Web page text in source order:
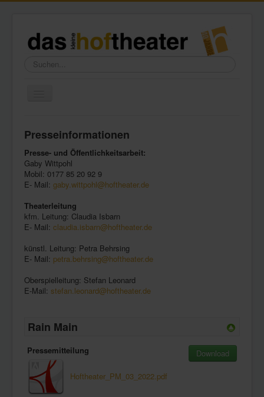
Suchen...
Freundeskreis
Galerie
Presse
Kontakt
Presseinformationen
Presse- und Öffentlichkeitsarbeit:
Gaby Wittpohl
Mobil: 0177 85 20 92 9
E- Mail: gaby.wittpohl@hoftheater.de
Theaterleitung
kfm. Leitung: Claudia Isbarn
E- Mail: claudia.isbarn@hoftheater.de
künstl. Leitung: Petra Behrsing
E- Mail: petra.behrsing@hoftheater.de
Oberspielleitung: Stefan Leonard
E-Mail: stefan.leonard@hoftheater.de
Rain Main
Pressemitteilung
Hoftheater_PM_03_2022.pdf
Download